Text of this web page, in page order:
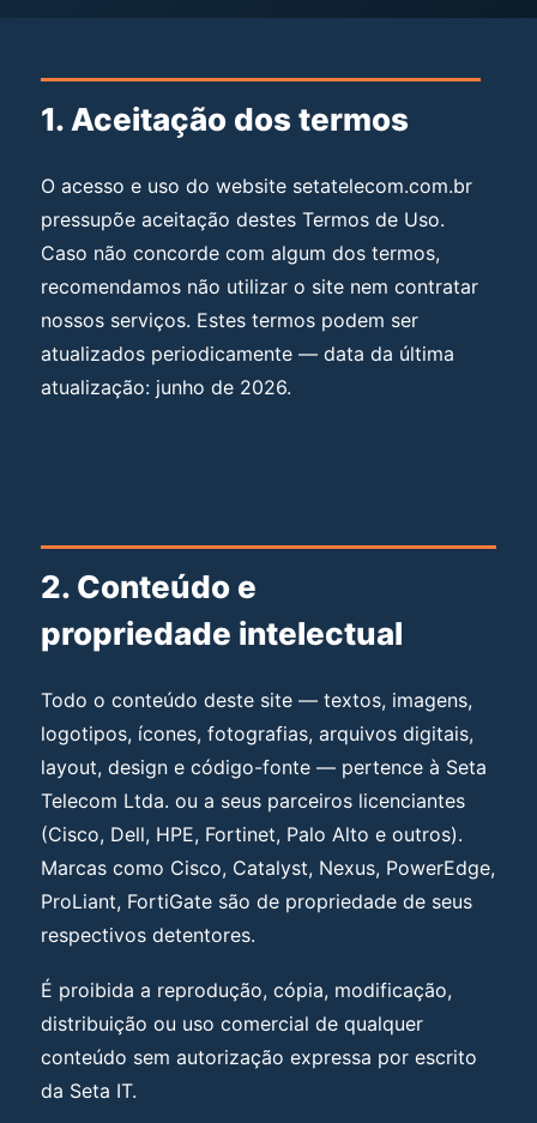
1. Aceitação dos termos
O acesso e uso do website setatelecom.com.br
pressupõe aceitação destes Termos de Uso.
Caso não concorde com algum dos termos,
recomendamos não utilizar o site nem contratar
nossos serviços. Estes termos podem ser
atualizados periodicamente — data da última
atualização: junho de 2026.
2. Conteúdo e
propriedade intelectual
Todo o conteúdo deste site — textos, imagens,
logotipos, ícones, fotografias, arquivos digitais,
layout, design e código-fonte — pertence à Seta
Telecom Ltda. ou a seus parceiros licenciantes
(Cisco, Dell, HPE, Fortinet, Palo Alto e outros).
Marcas como Cisco, Catalyst, Nexus, PowerEdge,
ProLiant, FortiGate são de propriedade de seus
respectivos detentores.
É proibida a reprodução, cópia, modificação,
distribuição ou uso comercial de qualquer
conteúdo sem autorização expressa por escrito
da Seta IT.